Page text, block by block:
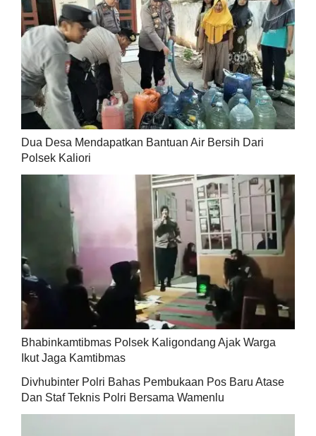
Dua Desa Mendapatkan Bantuan Air Bersih Dari
Polsek Kaliori
Bhabinkamtibmas Polsek Kaligondang Ajak Warga
Ikut Jaga Kamtibmas
Divhubinter Polri Bahas Pembukaan Pos Baru Atase
Dan Staf Teknis Polri Bersama Wamenlu